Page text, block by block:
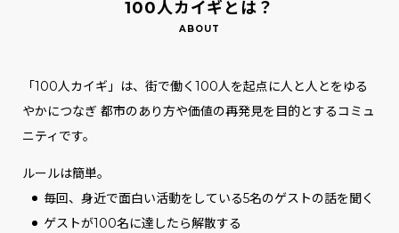
100人カイギとは？
「100人カイギ」は、街で働く100人を起点に人と人とをゆる
やかにつなぎ 都市のあり方や価値の再発見を目的とするコミュ
ニティです。
ルールは簡単。
毎回、身近で面白い活動をしている5名のゲストの話を聞く
ゲストが100名に達したら解散する